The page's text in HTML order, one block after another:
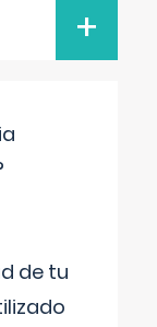
+
de tu